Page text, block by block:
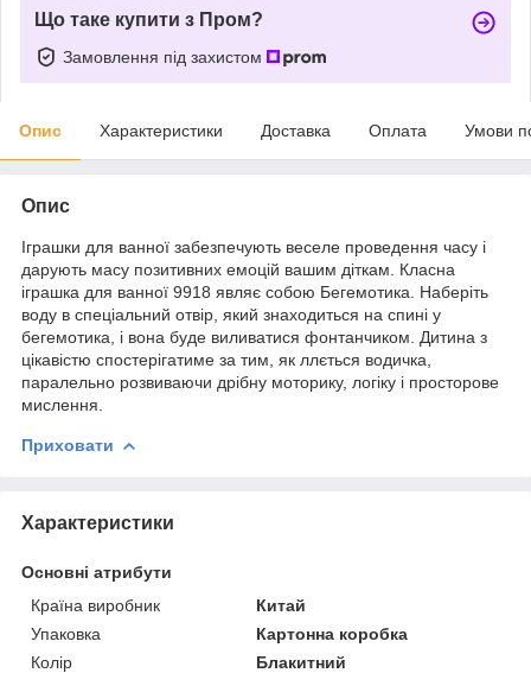
Що таке купити з Пром?
Замовлення під захистом
Опис Характеристики Доставка Оплата Умови
Опис
Іграшки для ванної забезпечують веселе проведення часу і
дарують масу позитивних емоцій вашим діткам. Класна
іграшка для ванної 9918 являє собою Бегемотика. Наберіть
воду в спеціальний отвір, який знаходиться на спині у
бегемотика, і вона буде виливатися фонтанчиком. Дитина з
цікавістю спостерігатиме за тим, як ллється водичка,
паралельно розвиваючи дрібну моторику, логіку і просторове
мислення.
Приховати
Характеристики
Основні атрибути
Країна виробник
Китай
Упаковка
Картонна коробка
Колір
Блакитний